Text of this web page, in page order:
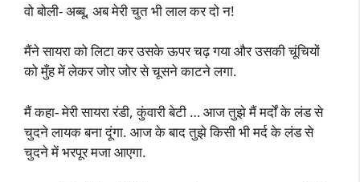
वो बोली- अब्बू, अब मेरी चुत भी लाल कर दो न!
मैंने सायरा को लिटा कर उसके ऊपर चढ़ गया और उसकी चूंचियों
को मुँह में लेकर जोर जोर से चूसने काटने लगा.
मैं कहा- मेरी सायरा रंडी, कुंवारी बेटी … आज तुझे मैं मर्दों के लंड से
चुदने लायक बना दूंगा. आज के बाद तुझे किसी भी मर्द के लंड से
चुदने में भरपूर मजा आएगा.